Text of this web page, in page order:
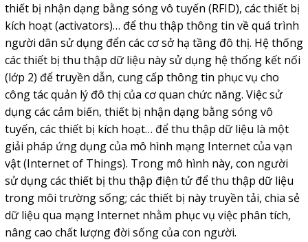
thiết bị nhận dạng bằng sóng vô tuyến (RFID), các thiết bị
kích hoạt (activators)… để thu thập thông tin về quá trình
người dân sử dụng đển các cơ sở hạ tầng đô thị. Hệ thống
các thiết bị thu thập dữ liệu này sử dụng hệ thống kết nối
(lớp 2) để truyền dẫn, cung cấp thông tin phục vụ cho
công tác quản lý đô thị của cơ quan chức năng. Việc sử
dụng các cảm biến, thiết bị nhận dạng bằng sóng vô
tuyến, các thiết bị kích hoạt… để thu thập dữ liệu là một
giải pháp ứng dụng của mô hình mạng Internet của vạn
vật (Internet of Things). Trong mô hình này, con người
sử dụng các thiết bị thu thập điện tử để thu thập dữ liệu
trong môi trường sống; các thiết bị này truyền tải, chia sẻ
dữ liệu qua mạng Internet nhằm phục vụ việc phân tích,
nâng cao chất lượng đời sống của con người.